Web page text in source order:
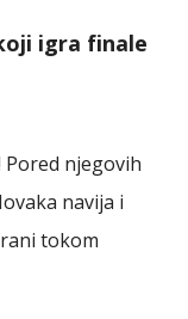
igra finale
njegovih
navija i
tokom